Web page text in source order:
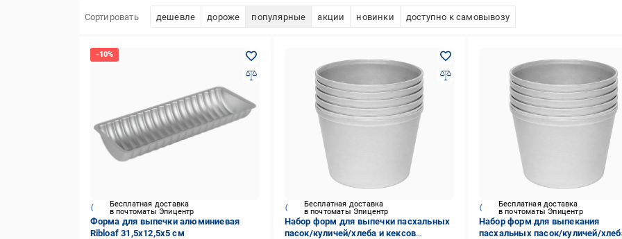
Сортировать дешевле дороже популярные акции новинки доступно к самовывозу
Бесплатная доставка
в почтоматы Эпицентр
Форма для выпечки алюминиевая
Ribloaf 31,5x12,5x5 см
Бесплатная доставка
в почтоматы Эпицентр
Набор форм для выпечки пасхальных
пасок/куличей/хлеба и кексов
Бесплатная доставка
в почтоматы Эпицентр
Набор форм для выпекания
пасхальных пасок/куличей/